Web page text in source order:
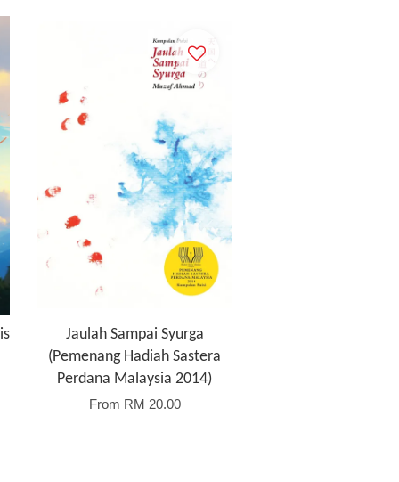
Jaulah Sampai Syurga
(Pemenang Hadiah Sastera
Perdana Malaysia 2014)
From RM 20.00